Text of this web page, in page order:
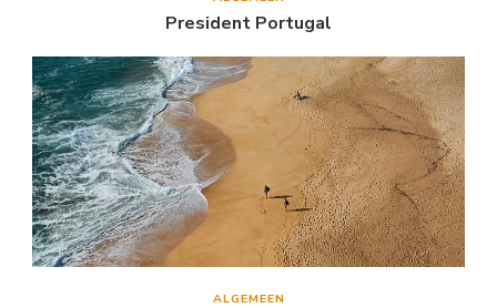
President Portugal
ALGEMEEN